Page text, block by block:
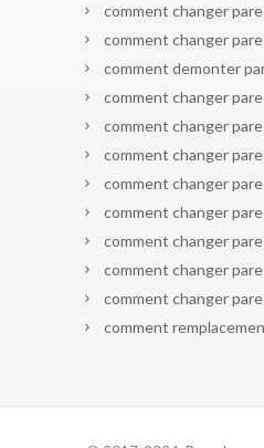
comment changer
comment changer
comment demonter
comment changer
comment changer
comment changer
comment changer
comment changer
comment changer
comment changer
comment changer
comment